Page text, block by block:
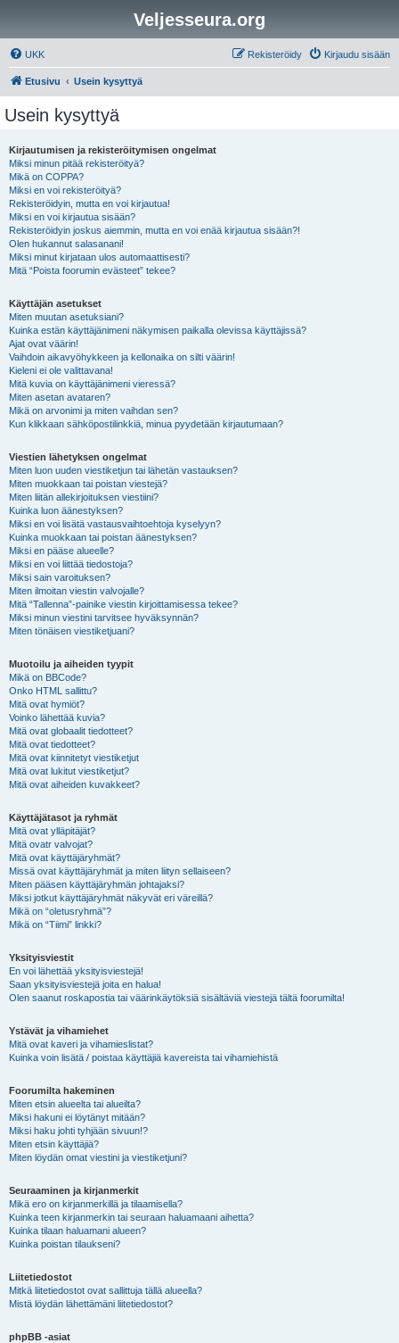
Veljesseura.org
UKK Kirjaudu sisään
Rekisteröidy
Etusivu Usein kysyttyä
Usein kysyttyä
Kirjautumisen ja rekisteröitymisen ongelmat
Miksi minun pitää rekisteröityä?
Mikä on COPPA?
Miksi en voi rekisteröityä?
Rekisteröidyin, mutta en voi kirjautua!
Miksi en voi kirjautua sisään?
Rekisteröidyin joskus aiemmin, mutta en voi enää kirjautua sisään?!
Olen hukannut salasanani!
Miksi minut kirjataan ulos automaattisesti?
Mitä “Poista foorumin evästeet” tekee?
Käyttäjän asetukset
Miten muutan asetuksiani?
Kuinka estän käyttäjänimeni näkymisen paikalla olevissa käyttäjissä?
Ajat ovat väärin!
Vaihdoin aikavyöhykkeen ja kellonaika on silti väärin!
Kieleni ei ole valittavana!
Mitä kuvia on käyttäjänimeni vieressä?
Miten asetan avataren?
Mikä on arvonimi ja miten vaihdan sen?
Kun klikkaan sähköpostilinkkiä, minua pyydetään kirjautumaan?
Viestien lähetyksen ongelmat
Miten luon uuden viestiketjun tai lähetän vastauksen?
Miten muokkaan tai poistan viestejä?
Miten liitän allekirjoituksen viestiini?
Kuinka luon äänestyksen?
Miksi en voi lisätä vastausvaihtoehtoja kyselyyn?
Kuinka muokkaan tai poistan äänestyksen?
Miksi en pääse alueelle?
Miksi en voi liittää tiedostoja?
Miksi sain varoituksen?
Miten ilmoitan viestin valvojalle?
Mitä “Tallenna”-painike viestin kirjoittamisessa tekee?
Miksi minun viestini tarvitsee hyväksynnän?
Miten tönäisen viestiketjuani?
Muotoilu ja aiheiden tyypit
Mikä on BBCode?
Onko HTML sallittu?
Mitä ovat hymiöt?
Voinko lähettää kuvia?
Mitä ovat globaalit tiedotteet?
Mitä ovat tiedotteet?
Mitä ovat kiinnitetyt viestiketjut
Mitä ovat lukitut viestiketjut?
Mitä ovat aiheiden kuvakkeet?
Käyttäjätasot ja ryhmät
Mitä ovat ylläpitäjät?
Mitä ovatr valvojat?
Mitä ovat käyttäjäryhmät?
Missä ovat käyttäjäryhmät ja miten liityn sellaiseen?
Miten pääsen käyttäjäryhmän johtajaksi?
Miksi jotkut käyttäjäryhmät näkyvät eri väreillä?
Mikä on “oletusryhmä”?
Mikä on “Tiimi” linkki?
Yksityisviestit
En voi lähettää yksityisviestejä!
Saan yksityisviestejä joita en halua!
Olen saanut roskapostia tai väärinkäytöksiä sisältäviä viestejä tältä foorumilta!
Ystävät ja vihamiehet
Mitä ovat kaveri ja vihamieslistat?
Kuinka voin lisätä / poistaa käyttäjiä kavereista tai vihamiehistä
Foorumilta hakeminen
Miten etsin alueelta tai alueilta?
Miksi hakuni ei löytänyt mitään?
Miksi haku johti tyhjään sivuun!?
Miten etsin käyttäjiä?
Miten löydän omat viestini ja viestiketjuni?
Seuraaminen ja kirjanmerkit
Mikä ero on kirjanmerkillä ja tilaamisella?
Kuinka teen kirjanmerkin tai seuraan haluamaani aihetta?
Kuinka tilaan haluamani alueen?
Kuinka poistan tilaukseni?
Liitetiedostot
Mitkä liitetiedostot ovat sallittuja tällä alueella?
Mistä löydän lähettämäni liitetiedostot?
phpBB -asiat